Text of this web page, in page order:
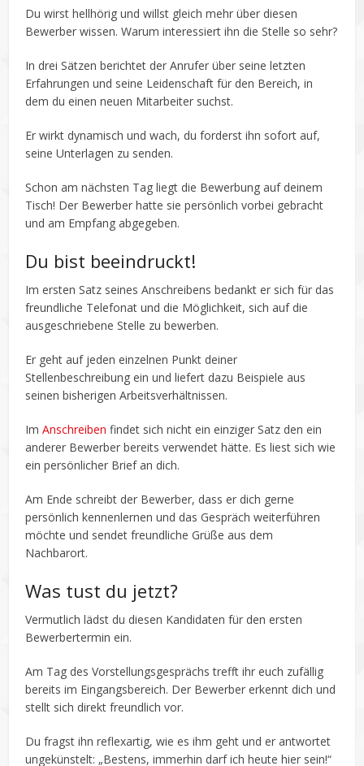
Du wirst hellhörig und willst gleich mehr über diesen
Bewerber wissen. Warum interessiert ihn die Stelle so sehr?
In drei Sätzen berichtet der Anrufer über seine letzten
Erfahrungen und seine Leidenschaft für den Bereich, in
dem du einen neuen Mitarbeiter suchst.
Er wirkt dynamisch und wach, du forderst ihn sofort auf,
seine Unterlagen zu senden.
Schon am nächsten Tag liegt die Bewerbung auf deinem
Tisch! Der Bewerber hatte sie persönlich vorbei gebracht
und am Empfang abgegeben.
Du bist beeindruckt!
Im ersten Satz seines Anschreibens bedankt er sich für das
freundliche Telefonat und die Möglichkeit, sich auf die
ausgeschriebene Stelle zu bewerben.
Er geht auf jeden einzelnen Punkt deiner
Stellenbeschreibung ein und liefert dazu Beispiele aus
seinen bisherigen Arbeitsverhältnissen.
ImAnschreiben findet sich nicht ein einziger Satz den ein
anderer Bewerber bereits verwendet hätte. Es liest sich wie
ein persönlicher Brief an dich.
Am Ende schreibt der Bewerber, dass er dich gerne
persönlich kennenlernen und das Gespräch weiterführen
möchte und sendet freundliche Grüße aus dem
Nachbarort.
Was tust du jetzt?
Vermutlich lädst du diesen Kandidaten für den ersten
Bewerbertermin ein.
Am Tag des Vorstellungsgesprächs trefft ihr euch zufällig
bereits im Eingangsbereich. Der Bewerber erkennt dich und
stellt sich direkt freundlich vor.
Du fragst ihn reflexartig, wie es ihm geht und er antwortet
ungekünstelt: „Bestens, immerhin darf ich heute hier sein!“